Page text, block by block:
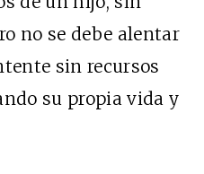
no se debe alentar
sin recursos
su propia vida y